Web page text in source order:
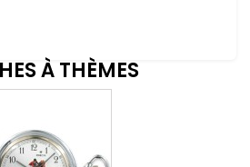
À THÈMES